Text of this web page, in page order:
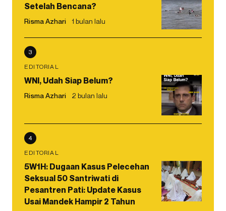
Setelah Bencana?
Risma Azhari 1 bulan lalu
3
EDITORIAL
WNI, Udah Siap Belum?
Risma Azhari 2 bulan lalu
4
EDITORIAL
5W1H: Dugaan Kasus Pelecehan
Seksual 50 Santriwati di
Pesantren Pati: Update Kasus
Usai Mandek Hampir 2 Tahun